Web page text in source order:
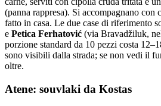
(panna rappresa). Si accompagnano con
fatto in casa. Le due case di riferimento
e Petica Ferhatović (via Bravadžiluk,
porzione standard da 10 pezzi costa
sono visibili dalla strada; se non vedi il
oltre.
Atene: souvlaki da Kostas